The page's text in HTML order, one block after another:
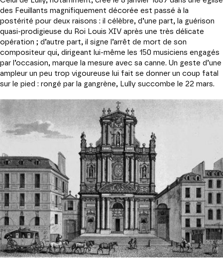
des Feuillants magnifiquement décorée est passé à la
postérité pour deux raisons : il célèbre, d’une part, la guérison
quasi-prodigieuse du Roi Louis XIV après une très délicate
opération ; d’autre part, il signe l’arrêt de mort de son
compositeur qui, dirigeant lui-même les 150 musiciens engagés
par l’occasion, marque la mesure avec sa canne. Un geste d’une
ampleur un peu trop vigoureuse lui fait se donner un coup fatal
sur le pied : rongé par la gangrène, Lully succombe le 22 mars.